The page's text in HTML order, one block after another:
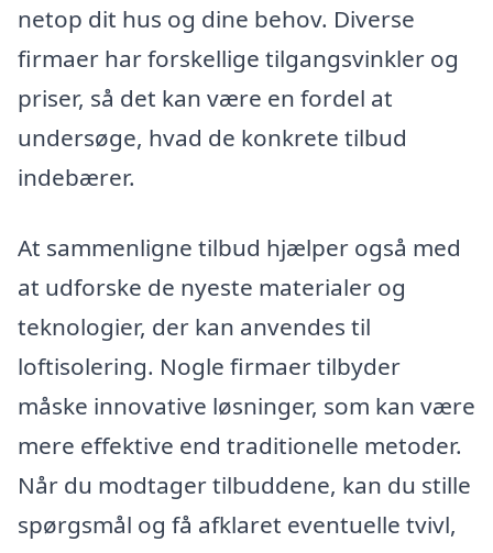
netop dit hus og dine behov. Diverse
firmaer har forskellige tilgangsvinkler og
priser, så det kan være en fordel at
undersøge, hvad de konkrete tilbud
indebærer.
At sammenligne tilbud hjælper også med
at udforske de nyeste materialer og
teknologier, der kan anvendes til
loftisolering. Nogle firmaer tilbyder
måske innovative løsninger, som kan være
mere effektive end traditionelle metoder.
Når du modtager tilbuddene, kan du stille
spørgsmål og få afklaret eventuelle tvivl,